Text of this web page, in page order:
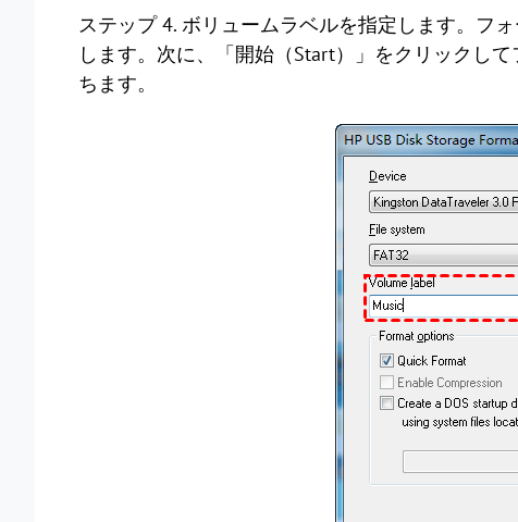
ステップ 4. ボリュームラベルを指定します。フ
します。次に、「開始（Start）」をクリックし
ちます。